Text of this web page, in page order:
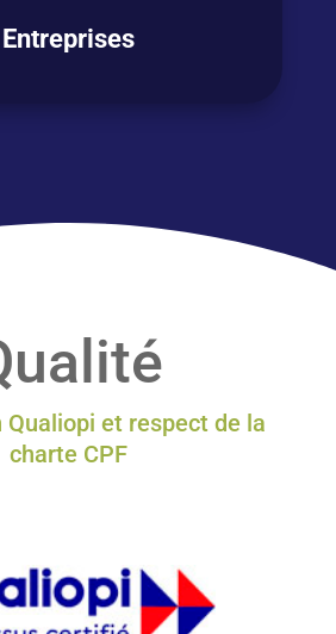
Entreprises
World 360° et son
25 ans
dans la formation
EN SAVOIR PLUS
et respect de la
charte CPF